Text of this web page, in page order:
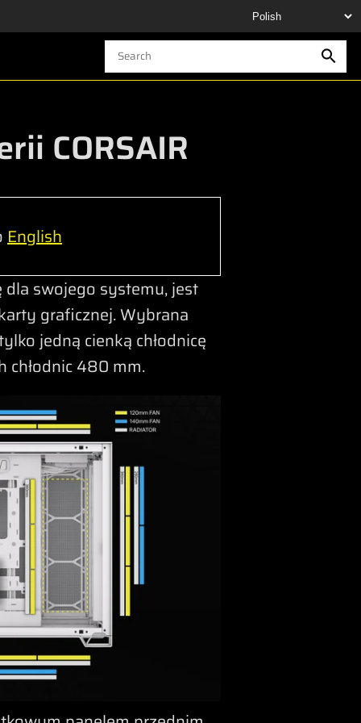
CORSAIR
English
swojego systemu, jest
graficznej. Wybrana
jedną cienką chłodnicę
chłodnic 480 mm.